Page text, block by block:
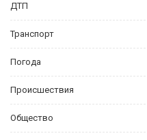
ДТП
Транспорт
Погода
Происшествия
Общество